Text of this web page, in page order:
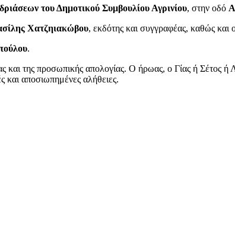
του Δημοτικού Συμβουλίου Αγρινίου, στην οδό
Χατζηιακώβου, εκδότης και συγγραφέας, καθώς και
.
και της προσωπικής απολογίας. Ο ήρωας, ο Γίας ή Σέτος
και αποσιωπημένες αλήθειες.